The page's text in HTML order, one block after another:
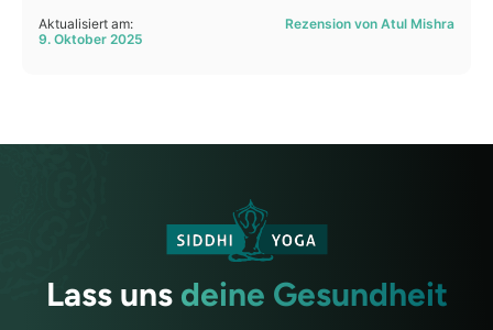
Aktualisiert am:
9. Oktober 2025
Rezension von Atul Mishra
Lass uns deine Gesundheit